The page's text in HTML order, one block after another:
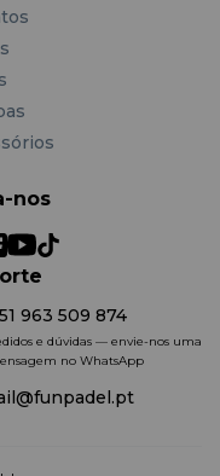
nos
963 509 874
e dúvidas — envie-nos uma
no WhatsApp